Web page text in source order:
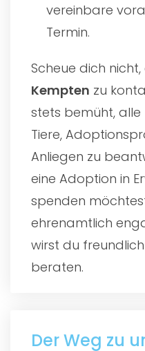
vereinbare
Termin.
Scheue dich
Kempten zu
stets bemüht,
Tiere,
Anliegen zu
eine Adoption in
spenden
ehrenamtlich
wirst du
beraten.
Der Weg zu